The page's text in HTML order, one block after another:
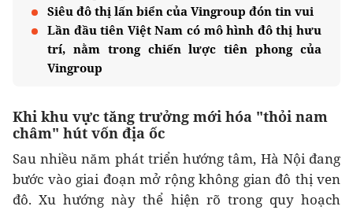
Siêu đô thị lấn biển của Vingroup đón tin vui
Lần đầu tiên Việt Nam có mô hình đô thị hưu
trí, nằm trong chiến lược tiên phong của
Vingroup
Khi khu vực tăng trưởng mới hóa "thỏi nam
châm" hút vốn địa ốc
Sau nhiều năm phát triển hướng tâm, Hà Nội đang
bước vào giai đoạn mở rộng không gian đô thị ven
đô. Xu hướng này thể hiện rõ trong quy hoạch